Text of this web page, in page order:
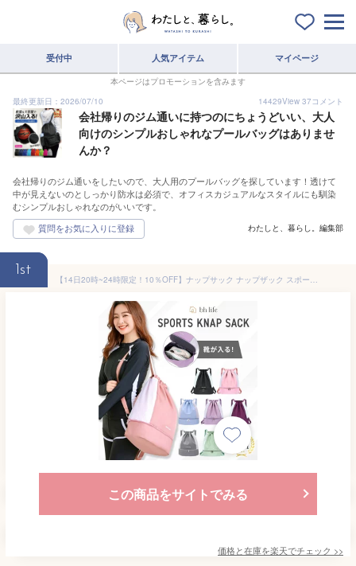
受付中 人気アイテム マイページ
本ページはプロモーションを含みます
最終更新日：2026/07/10
14429View 37コメント
会社帰りのジム通いに持つのにちょうどいい、大人
向けのシンプルおしゃれなプールバッグはありませ
んか？
会社帰りのジム通いをしたいので、大人用のプールバッグを探しています！透けて
中が見えないのとしっかり防水は必須で、オフィスカジュアルなスタイルにも馴染
むシンプルおしゃれなのがいいです。
わたしと、暮らし。編集部
1st
【14日20時~24時限定！10％OFF】ナップサック ナップザック スポーツ 紐 ジムサック ジムバッグ ジムバック おしゃれ 女の子 男の子 大人 ブランド 小さめ 大きめ 防水 バッグ プールバッグ プールバック キッズ 小学校 小学生 大容量 軽い ポケット メッシュ 体操服
この商品をサイトでみる
価格と在庫を楽天でチェック >>